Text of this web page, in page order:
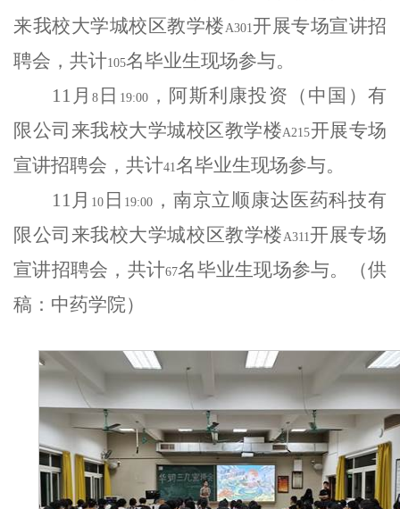
来我校大学城校区教学楼 A301 开展专场宣讲招
聘会，共计105名毕业生现场参与。
11 月8 日 19:00，阿斯利康投资（中国）有
限公司来我校大学城校区教学楼A215开展专场
宣讲招聘会，共计41 名毕业生现场参与。
11 月 10 日 19:00
，南京立顺康达医药科技有
限公司来我校大学城校区教学楼 A311 开展专场
宣讲招聘会，共计67名毕业生现场参与。（供
稿：中药学院）